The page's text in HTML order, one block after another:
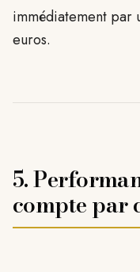
immédiatement par
euros.
5.
compte par